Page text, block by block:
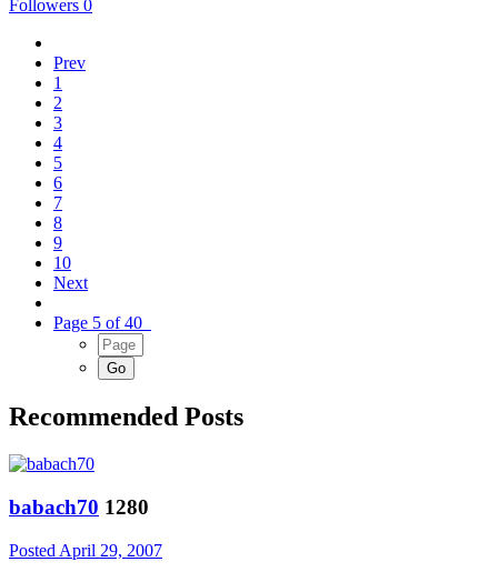
Followers 0
Prev
1
2
3
4
5
6
7
8
9
10
Next
Page 5 of 40
Recommended Posts
babach70 1280
Posted April 29, 2007